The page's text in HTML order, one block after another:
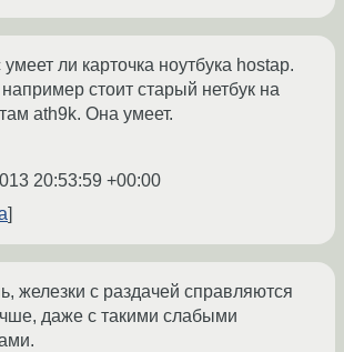
ли карточка ноутбука hostap.
стоит старый нетбук на
ath9k. Она умеет.
20:53:59 +00:00
железки с раздачей справляются
даже с такими слабыми